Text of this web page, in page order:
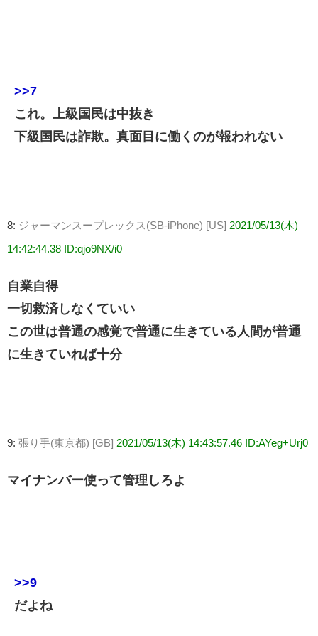
>>7
これ。上級国民は中抜き
下級国民は詐欺。真面目に働くのが報われない
8: ジャーマンスープレックス(SB-iPhone) [US] 2021/05/13(木)
14:42:44.38 ID:qjo9NX/i0
自業自得
一切救済しなくていい
この世は普通の感覚で普通に生きている人間が普通
に生きていれば十分
9: 張り手(東京都) [GB] 2021/05/13(木) 14:43:57.46 ID:AYeg+Urj0
マイナンバー使って管理しろよ
>>9
だよね